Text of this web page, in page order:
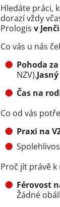
Hledáte práci,
dorazí vždy
Prologis v
Co vás u nás
Pohoda
NZV).
Čas na
Co od vás
Praxi na
Proč jít právě k
Férovost
Žádné